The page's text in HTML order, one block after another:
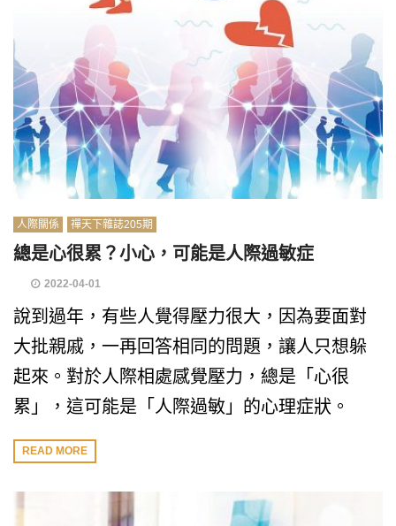
人際關係 禪天下雜誌205期
總是心很累？小心，可能是人際過敏症
2022-04-01
說到過年，有些人覺得壓力很大，因為要面對
大批親戚，一再回答相同的問題，讓人只想躲
起來。對於人際相處感覺壓力，總是「心很
累」，這可能是「人際過敏」的心理症狀。
READ MORE